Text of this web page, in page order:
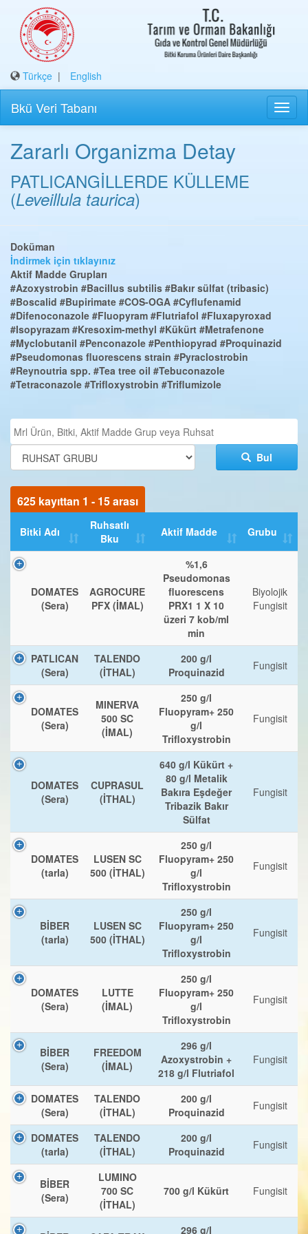
Türkçe | English
Bkü Veri Tabanı
Zararlı Organizma Detay
PATLICANGİLLERDE KÜLLEME
(Leveillula taurica)
Doküman
İndirmek için tıklayınız
Aktif Madde Grupları
#Azoxystrobin #Bacillus subtilis #Bakır sülfat (tribasic)
#Boscalid #Bupirimate #COS-OGA #Cyflufenamid
#Difenoconazole #Fluopyram #Flutriafol #Fluxapyroxad
#Isopyrazam #Kresoxim-methyl #Kükürt #Metrafenone
#Myclobutanil #Penconazole #Penthiopyrad #Proquinazid
#Pseudomonas fluorescens strain #Pyraclostrobin
#Reynoutria spp. #Tea tree oil #Tebuconazole
#Tetraconazole #Trifloxystrobin #Triflumizole
Bul
625 kayıttan 1 - 15 arası
Bitki Adı
Ruhsatlı
Bku
Aktif Madde Grubu
DOMATES
(Sera)
AGROCURE
PFX (İMAL)
%1,6
Pseudomonas
fluorescens
PRX1 1 X 10
üzeri 7 kob/ml
min
Biyolojik
Fungisit
PATLICAN
(Sera)
TALENDO
(İTHAL)
200 g/l
Proquinazid
Fungisit
DOMATES
(Sera)
MINERVA
500 SC
(İMAL)
250 g/l
Fluopyram+ 250
g/l
Trifloxystrobin
Fungisit
DOMATES
(Sera)
CUPRASUL
(İTHAL)
640 g/l Kükürt +
80 g/l Metalik
Bakıra Eşdeğer
Tribazik Bakır
Sülfat
Fungisit
DOMATES
(tarla)
LUSEN SC
500 (İTHAL)
250 g/l
Fluopyram+ 250
g/l
Trifloxystrobin
Fungisit
BİBER
(tarla)
LUSEN SC
500 (İTHAL)
250 g/l
Fluopyram+ 250
g/l
Trifloxystrobin
Fungisit
DOMATES
(Sera)
LUTTE
(İMAL)
250 g/l
Fluopyram+ 250
g/l
Trifloxystrobin
Fungisit
BİBER
(Sera)
FREEDOM
(İMAL)
296 g/l
Azoxystrobin +
218 g/l Flutriafol
Fungisit
DOMATES
(Sera)
TALENDO
(İTHAL)
200 g/l
Proquinazid
Fungisit
DOMATES
(tarla)
TALENDO
(İTHAL)
200 g/l
Proquinazid
Fungisit
BİBER
(Sera)
LUMINO
700 SC
(İTHAL)
700 g/l Kükürt Fungisit
296 g/l